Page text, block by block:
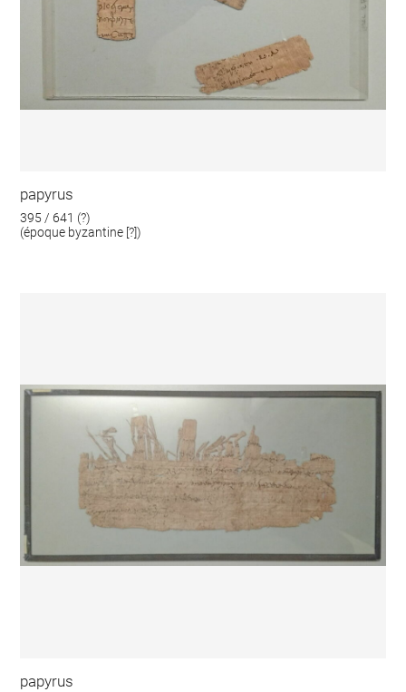
papyrus
395 / 641 (?)
(époque byzantine [?])
papyrus